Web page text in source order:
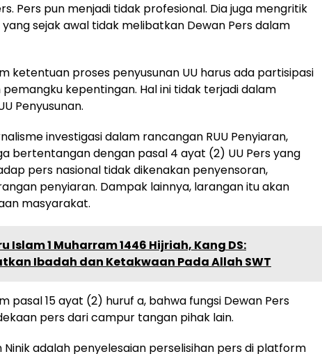
Pers pun menjadi tidak profesional. Dia juga mengritik
sejak awal tidak melibatkan Dewan Pers dalam
ketentuan proses penyusunan UU harus ada partisipasi
pemangku kepentingan. Hal ini tidak terjadi dalam
Penyusunan.
investigasi dalam rancangan RUU Penyiaran,
bertentangan dengan pasal 4 ayat (2) UU Pers yang
pers nasional tidak dikenakan penyensoran,
penyiaran. Dampak lainnya, larangan itu akan
masyarakat.
Islam 1 Muharram 1446 Hijriah, Kang DS:
Ibadah dan Ketakwaan Pada Allah SWT
pasal 15 ayat (2) huruf a, bahwa fungsi Dewan Pers
pers dari campur tangan pihak lain.
Ninik adalah penyelesaian perselisihan pers di platform